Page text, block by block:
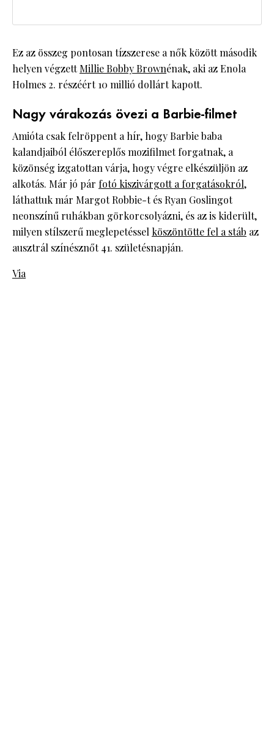
Ez az összeg pontosan tízszerese a nők között második
helyen végzettMillie Bobby Brownénak, aki az Enola
Holmes 2. részéért 10 millió dollárt kapott.
Nagy várakozás övezi a Barbie-filmet
Amióta csak felröppent a hír, hogy Barbie baba
kalandjaiból élőszereplős mozifilmet forgatnak, a
közönség izgatottan várja, hogy végre elkészüljön az
alkotás. Már jó pár fotó kiszivárgott a forgatásokról,
láthattuk már Margot Robbie-t és Ryan Goslingot
neonszínű ruhákban görkorcsolyázni, és az is kiderült,
milyen stílszerű meglepetéssel köszöntötte fel a stáb az
ausztrál színésznőt 41. születésnapján.
Via